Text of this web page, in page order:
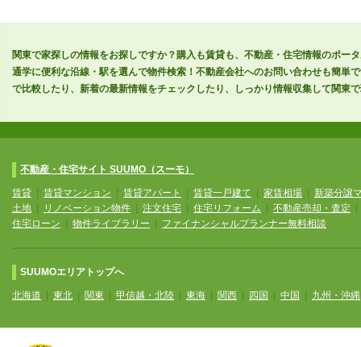
関東で家探しの情報をお探しですか？購入も賃貸も、不動産・住宅情報のポー
通学に便利な沿線・駅を選んで物件検索！不動産会社へのお問い合わせも簡単
で比較したり、新着の最新情報をチェックしたり、しっかり情報収集して関東
不動産・住宅サイト SUUMO（スーモ）
賃貸 賃貸マンション 賃貸アパート 賃貸一戸建て 家賃相場
新築分譲
土地
リノベーション物件 注文住宅 住宅リフォーム 不動産売却・査定
住宅ローン
物件ライブラリー ファイナンシャルプランナー無料相談
SUUMOエリアトップへ
北海道 東北 関東 甲信越・北陸 東海 関西 四国 中国 九州・沖縄